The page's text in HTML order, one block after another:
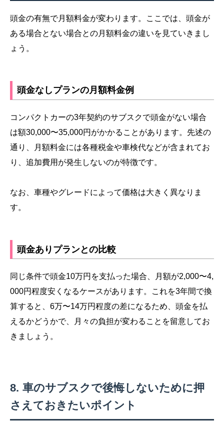
頭金の有無で月額料金が変わります。ここでは、頭金が
ある場合とない場合との月額料金の違いを見ていきまし
ょう。
頭金なしプランの月額料金例
コンパクトカーの3年契約のサブスクで頭金がない場合
は額30,000〜35,000円がかかることがあります。先述の
通り、月額料金には各種税金や車検代などが含まれてお
り、追加費用が発生しないのが特徴です。
なお、車種やグレードによって価格は大きく異なりま
す。
頭金ありプランとの比較
同じ条件で頭金10万円を支払った場合、月額が2,000〜4,
000円程度安くなるケースがあります。これを3年間で換
算すると、6万〜14万円程度の差になるため、頭金を払
えるかどうかで、月々の負担が変わることを留意してお
きましょう。
車のサブスクで後悔しないために押
さえておきたいポイント